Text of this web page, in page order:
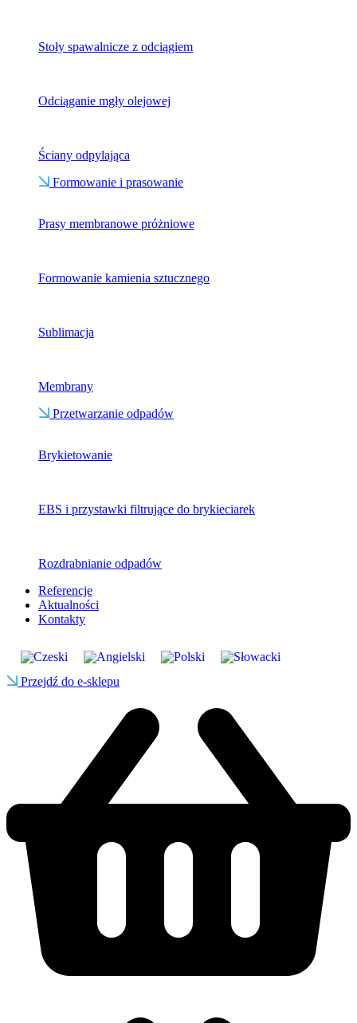
Stoły spawalnicze z odciągiem
Odciąganie mgły olejowej
Ściany odpylająca
Formowanie i prasowanie
Prasy membranowe próżniowe
Formowanie kamienia sztucznego
Sublimacja
Membrany
Przetwarzanie odpadów
Brykietowanie
EBS i przystawki filtrujące do brykieciarek
Rozdrabnianie odpadów
Referencje
Aktualności
Kontakty
Przejdź do e-sklepu